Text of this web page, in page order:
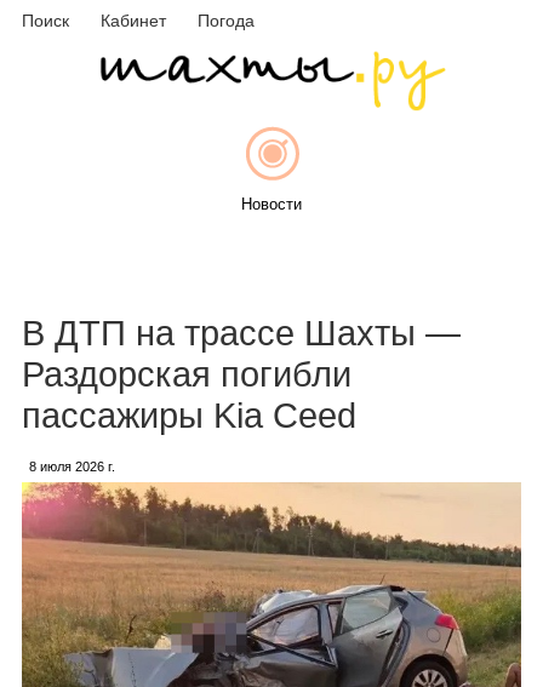
Поиск Кабинет Погода
Новости
Каталог
Инфо
В ДТП на трассе Шахты —
Раздорская погибли
пассажиры Kia Ceed
8 июля 2026 г.